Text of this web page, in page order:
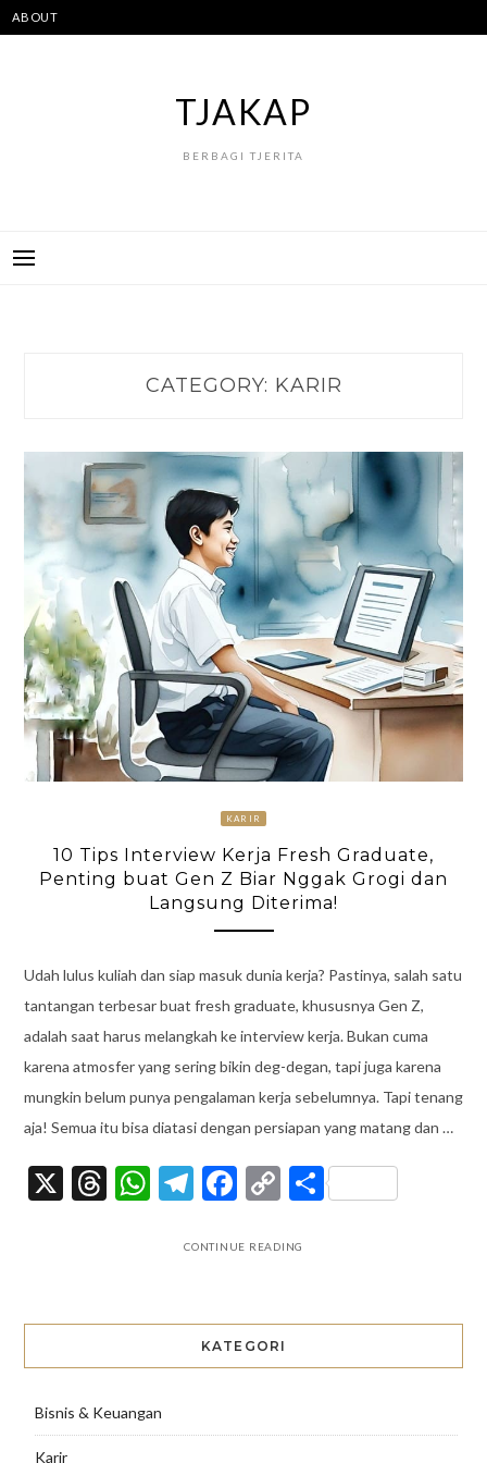
Skip
to
ABOUT
TJAKAP
BERBAGI TJERITA
CATEGORY: KARIR
KARIR
10 Tips Interview Kerja Fresh Graduate,
Penting buat Gen Z Biar Nggak Grogi dan
Langsung Diterima!
Udah lulus kuliah dan siap masuk dunia kerja? Pastinya, salah satu
tantangan terbesar buat fresh graduate, khususnya Gen Z,
adalah saat harus melangkah ke interview kerja. Bukan cuma
karena atmosfer yang sering bikin deg-degan, tapi juga karena
mungkin belum punya pengalaman kerja sebelumnya. Tapi tenang
aja! Semua itu bisa diatasi dengan persiapan yang matang dan …
X Threads
WhatsApp
Telegram
Facebook
CopyShare
CONTINUE READING
KATEGORI
Bisnis & Keuangan
Karir